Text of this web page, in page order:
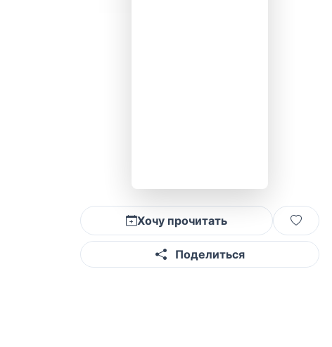
Хочу прочитать
Поделиться